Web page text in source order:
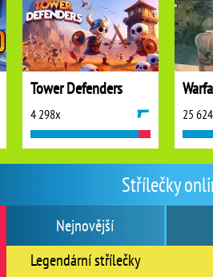
Střílečky
Nejnovější
Legendární střílečky
Tower Defenders
4 298x 25